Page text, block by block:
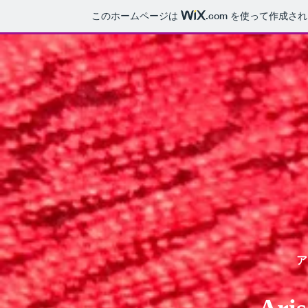
このホームページは .com を使って作成さ